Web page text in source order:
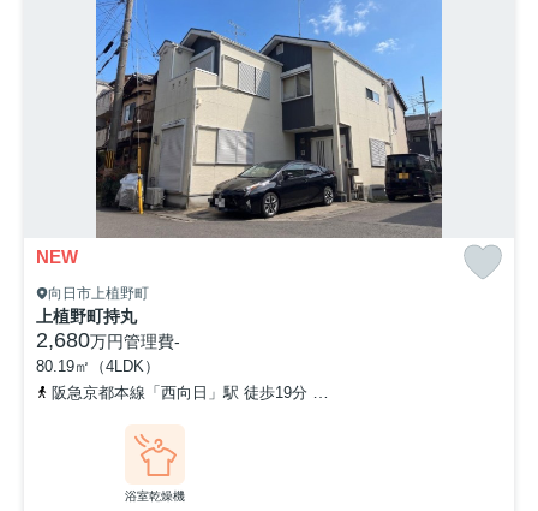
NEW
向日市上植野町
上植野町持丸
2,680万円管理費-
80.19㎡（4LDK）
阪急京都本線「西向日」駅 徒歩19分
浴室乾燥機